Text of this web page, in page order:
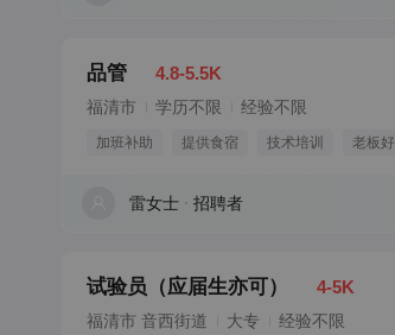
品管 4.8-5.5K
福清市 学历不限 经验不限
加班补助 提供食宿 技术培训 老板好
雷女士 招聘者
试验员（应届生亦可） 4-5K
福清市 音西街道 大专 经验不限